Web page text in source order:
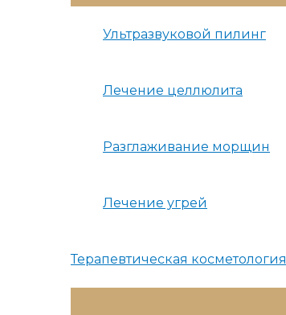
Меню
Ультразвуковой пилинг
Лечение целлюлита
Разглаживание морщин
Лечение угрей
Терапевтическая косметология